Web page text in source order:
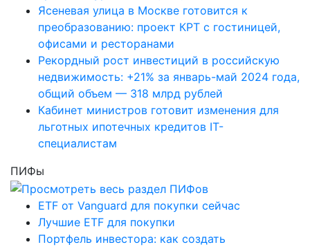
Ясеневая улица в Москве готовится к
преобразованию: проект КРТ с гостиницей,
офисами и ресторанами
Рекордный рост инвестиций в российскую
недвижимость: +21% за январь-май 2024 года,
общий объем — 318 млрд рублей
Кабинет министров готовит изменения для
льготных ипотечных кредитов IT-
специалистам
ПИФы
ETF от Vanguard для покупки сейчас
Лучшие ETF для покупки
Портфель инвестора: как создать